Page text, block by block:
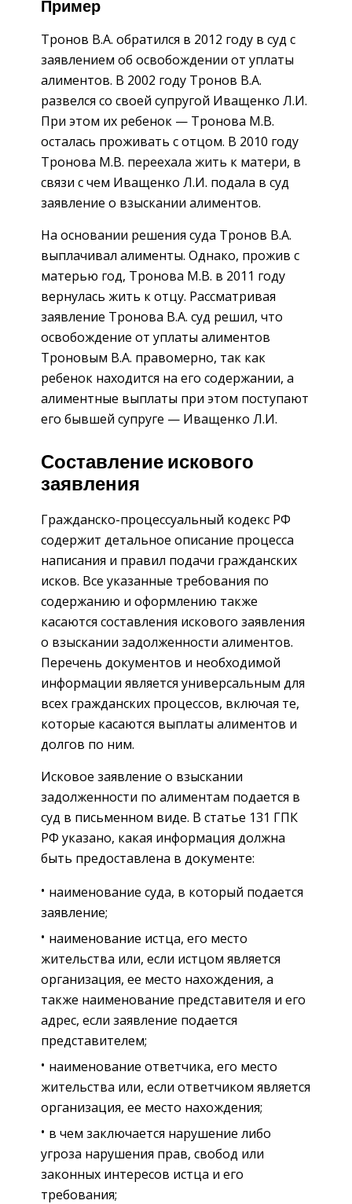
Пример
Тронов В.А. обратился в 2012 году в суд с
заявлением об освобождении от уплаты
алиментов. В 2002 году Тронов В.А.
развелся со своей супругой Иващенко Л.И.
При этом их ребенок — Тронова М.В.
осталась проживать с отцом. В 2010 году
Тронова М.В. переехала жить к матери, в
связи с чем Иващенко Л.И. подала в суд
заявление о взыскании алиментов.
На основании решения суда Тронов В.А.
выплачивал алименты. Однако, прожив с
матерью год, Тронова М.В. в 2011 году
вернулась жить к отцу. Рассматривая
заявление Тронова В.А. суд решил, что
освобождение от уплаты алиментов
Троновым В.А. правомерно, так как
ребенок находится на его содержании, а
алиментные выплаты при этом поступают
его бывшей супруге — Иващенко Л.И.
Составление искового
заявления
Гражданско-процессуальный кодекс РФ
содержит детальное описание процесса
написания и правил подачи гражданских
исков. Все указанные требования по
содержанию и оформлению также
касаются составления искового заявления
о взыскании задолженности алиментов.
Перечень документов и необходимой
информации является универсальным для
всех гражданских процессов, включая те,
которые касаются выплаты алиментов и
долгов по ним.
Исковое заявление о взыскании
задолженности по алиментам подается в
суд в письменном виде. В статье 131 ГПК
РФ указано, какая информация должна
быть предоставлена в документе:
наименование суда, в который подается
заявление;
наименование истца, его место
жительства или, если истцом является
организация, ее место нахождения, а
также наименование представителя и его
адрес, если заявление подается
представителем;
наименование ответчика, его место
жительства или, если ответчиком является
организация, ее место нахождения;
в чем заключается нарушение либо
угроза нарушения прав, свобод или
законных интересов истца и его
требования;